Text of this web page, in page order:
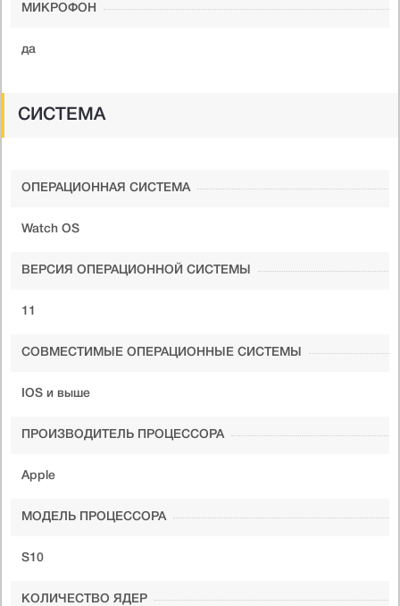
МИКРОФОН
да
СИСТЕМА
ОПЕРАЦИОННАЯ СИСТЕМА
Watch OS
ВЕРСИЯ ОПЕРАЦИОННОЙ СИСТЕМЫ
11
СОВМЕСТИМЫЕ ОПЕРАЦИОННЫЕ СИСТЕМЫ
IOS и выше
ПРОИЗВОДИТЕЛЬ ПРОЦЕССОРА
Apple
МОДЕЛЬ ПРОЦЕССОРА
S10
КОЛИЧЕСТВО ЯДЕР